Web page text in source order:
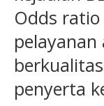
Odds ratio
penyerta